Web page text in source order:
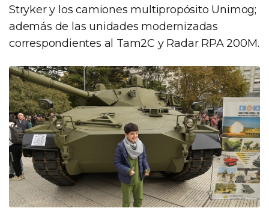
Stryker y los camiones multipropósito Unimog;
además de las unidades modernizadas
correspondientes al Tam2C y Radar RPA 200M.